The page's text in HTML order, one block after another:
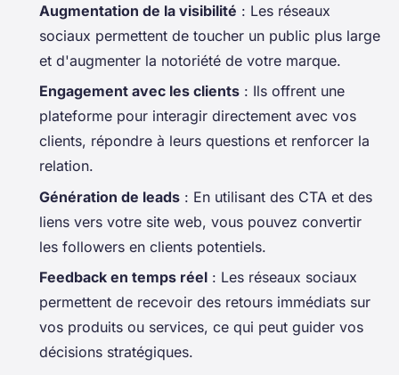
Augmentation de la visibilité : Les réseaux
sociaux permettent de toucher un public plus large
et d'augmenter la notoriété de votre marque.
Engagement avec les clients : Ils offrent une
plateforme pour interagir directement avec vos
clients, répondre à leurs questions et renforcer la
relation.
Génération de leads : En utilisant des CTA et des
liens vers votre site web, vous pouvez convertir
les followers en clients potentiels.
Feedback en temps réel : Les réseaux sociaux
permettent de recevoir des retours immédiats sur
vos produits ou services, ce qui peut guider vos
décisions stratégiques.